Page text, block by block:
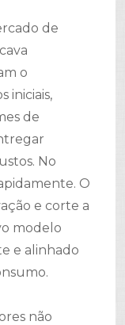
de
o
iniciais,
de
No
O
e corte a
modelo
e alinhado
não